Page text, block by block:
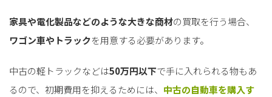
家具や電化製品などのような大きな商材の買取を行う場合、
ワゴン車やトラックを用意する必要があります。
中古の軽トラックなどは50万円以下で手に入れられる物もあ
るので、初期費用を抑えるためには、 中古の自動車を購入す